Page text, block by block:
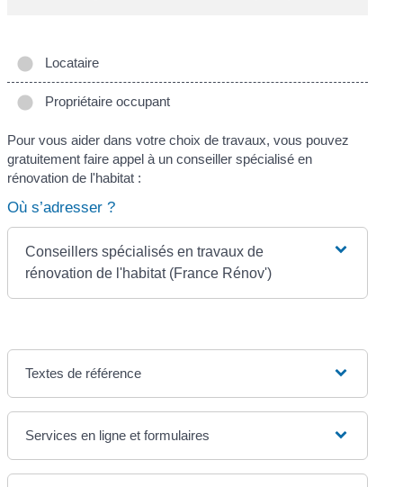
Locataire
Propriétaire occupant
Pour vous aider dans votre choix de travaux, vous pouvez
gratuitement faire appel à un conseiller spécialisé en
rénovation de l'habitat :
Où s’adresser ?
Conseillers spécialisés en travaux de
rénovation de l'habitat (France Rénov')
Textes de référence
Services en ligne et formulaires